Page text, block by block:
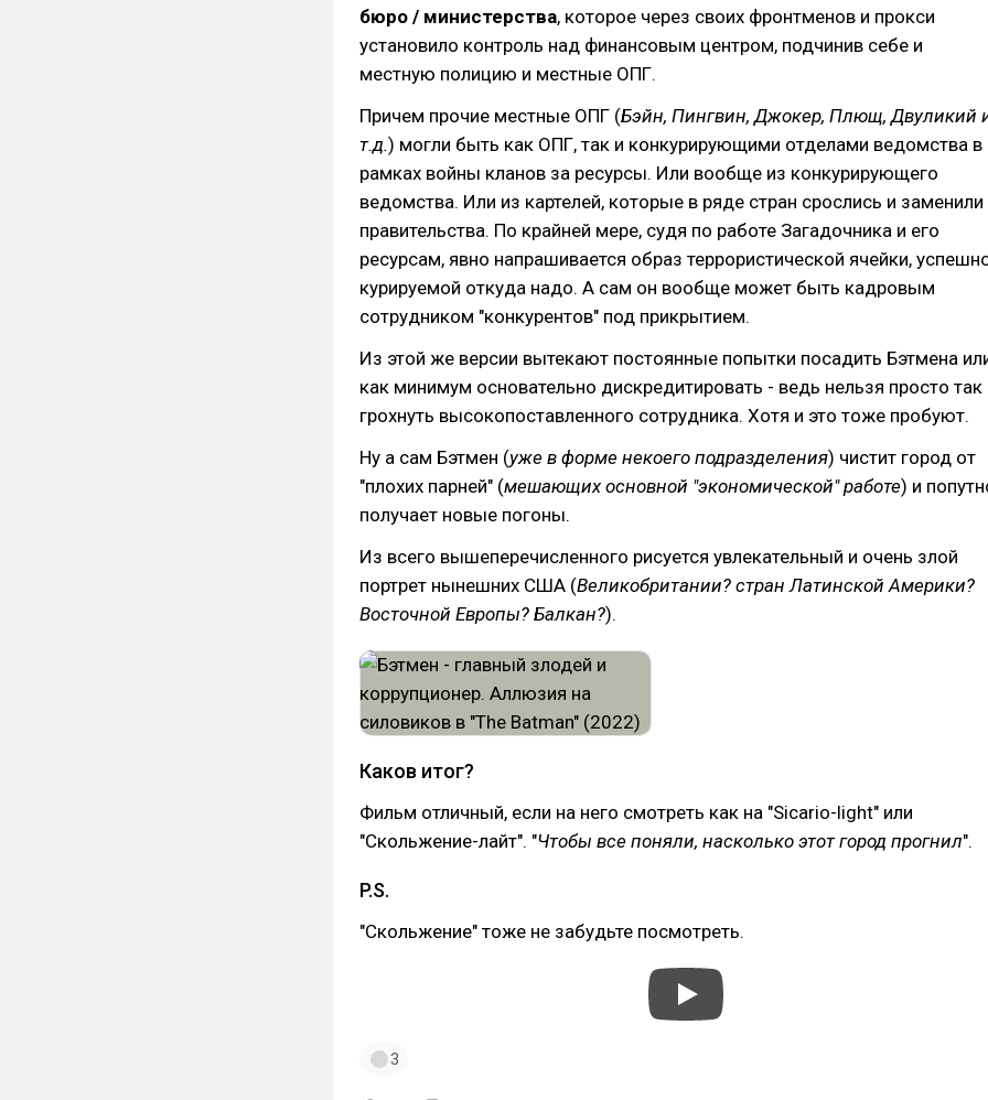
бюро / министерства, которое через своих фронтменов и прокси
установило контроль над финансовым центром, подчинив себе и
местную полицию и местные ОПГ.
Причем прочие местные ОПГ (Бэйн, Пингвин, Джокер, Плющ, Двуликий
т.д.) могли быть как ОПГ, так и конкурирующими отделами ведомства в
рамках войны кланов за ресурсы. Или вообще из конкурирующего
ведомства. Или из картелей, которые в ряде стран срослись и заменили
правительства. По крайней мере, судя по работе Загадочника и его
ресурсам, явно напрашивается образ террористической ячейки,
курируемой откуда надо. А сам он вообще может быть кадровым
сотрудником "конкурентов" под прикрытием.
Из этой же версии вытекают постоянные попытки посадить Бэтмена
как минимум основательно дискредитировать - ведь нельзя просто так
грохнуть высокопоставленного сотрудника. Хотя и это тоже пробуют.
Ну а сам Бэтмен (уже в форме некоего подразделения) чистит город от
"плохих парней" (мешающих основной "экономической" работе) и
получает новые погоны.
Из всего вышеперечисленного рисуется увлекательный и очень злой
портрет нынешних США (Великобритании? стран Латинской Америки?
Восточной Европы? Балкан?).
Каков итог?
Фильм отличный, если на него смотреть как на "Sicario-light" или
"Скольжение-лайт". "Чтобы все поняли, насколько этот город прогнил".
P.S.
"Скольжение" тоже не забудьте посмотреть.
3